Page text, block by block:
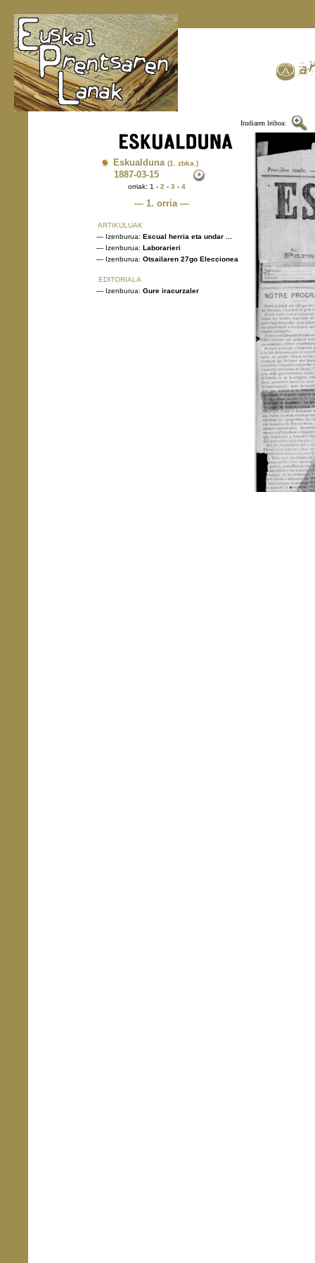
Irudiaren leihoa:
Eskualduna (1. zbka.)
1887-03-15
orriak: 1 - 2 - 3 - 4
— 1. orria —
ARTIKULUAK
— Izenburua: Escual herria eta undar ...
— Izenburua: Laborarieri
— Izenburua: Otsailaren 27go Eleccionea
EDITORIALA
— Izenburua: Gure iracurzaler